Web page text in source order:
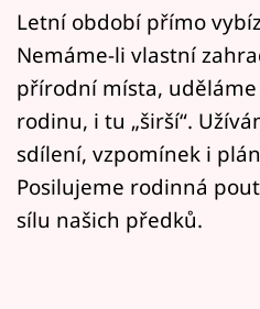
Mámy sobě
Přihlášení
Sledujte nás
Letní období přímo
Nemáme-li vlastní
přírodní místa,
rodinu, i tu „širší“.
sdílení, vzpomínek i
Posilujeme rodinná
sílu našich předků.